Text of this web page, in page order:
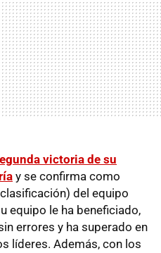
victoria de su
y se confirma como
del equipo
equipo le ha beneficiado,
errores y ha superado en
líderes. Además, con los